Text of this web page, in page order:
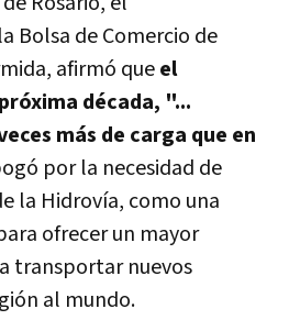
Bolsa de Comercio de
afirmó queel
década, "...
más de carga que en
por la necesidad de
la Hidrovía, como una
ofrecer un mayor
transportar nuevos
al mundo.